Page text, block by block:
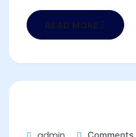
READ MORE